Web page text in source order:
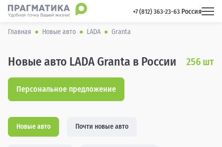
+7 (812) 363-23-63 Россия
Главная Новые авто LADA Granta
Новые авто LADA Granta в России 256 шт
Персональное предложение
Новые авто Почти новые авто